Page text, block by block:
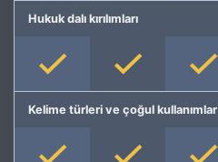
Hukuk dalı kırılımları
Kelime türleri ve çoğul kullanımlar